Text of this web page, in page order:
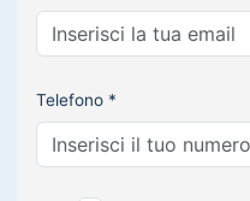
Telefono *